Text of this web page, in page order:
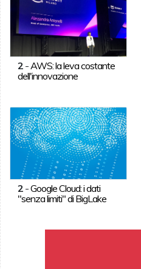
2-AWS: la leva costante
dell'innovazione
2-Google Cloud: i dati
"senza limiti" di BigLake